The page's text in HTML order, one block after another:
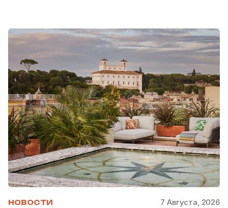
НОВОСТИ 7 Августа, 2026